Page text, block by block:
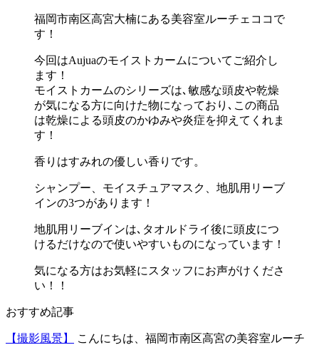
福岡市南区高宮大楠にある美容室ルーチェココで
す！
今回はAujuaのモイストカームについてご紹介し
ます！
モイストカームのシリーズは､敏感な頭皮や乾燥
が気になる方に向けた物になっており､この商品
は乾燥による頭皮のかゆみや炎症を抑えてくれま
す！
香りはすみれの優しい香りです。
シャンプー、モイスチュアマスク、地肌用リーブ
インの3つがあります！
地肌用リーブインは､タオルドライ後に頭皮につ
けるだけなので使いやすいものになっています！
気になる方はお気軽にスタッフにお声がけくださ
い！！
おすすめ記事
【撮影風景】
こんにちは、福岡市南区高宮の美容室ルーチ